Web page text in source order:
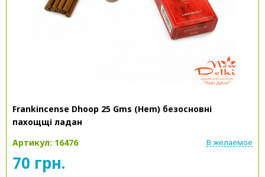
Frankincense Dhoop 25 Gms (Hem) безосновні
пахощщі ладан
Артикул: 16476
В желаемое
70 грн.